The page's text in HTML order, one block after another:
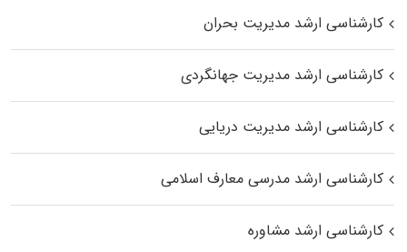
کارشناسی ارشد مدیریت بحران
کارشناسی ارشد مدیریت جهانگردی
کارشناسی ارشد مدیریت دریایی
کارشناسی ارشد مدرسی معارف اسلامی
کارشناسی ارشد مشاوره